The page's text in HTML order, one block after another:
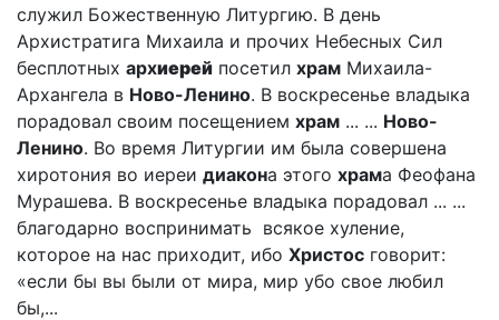
служил Божественную Литургию. В день
Архистратига Михаила и прочих Небесных Сил
бесплотных архиерей посетил храм Михаила-
Архангела в Ново-Ленино. В воскресенье владыка
порадовал своим посещением храм ... ... Ново-
Ленино. Во время Литургии им была совершена
хиротония во иереи диакона этого храма Феофана
Мурашева. В воскресенье владыка порадовал ... ...
благодарно воспринимать всякое хуление,
которое на нас приходит, ибо Христос говорит:
«если бы вы были от мира, мир убо свое любил
бы,...